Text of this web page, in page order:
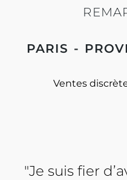
PARIS -
Ventes
"Je suis fier